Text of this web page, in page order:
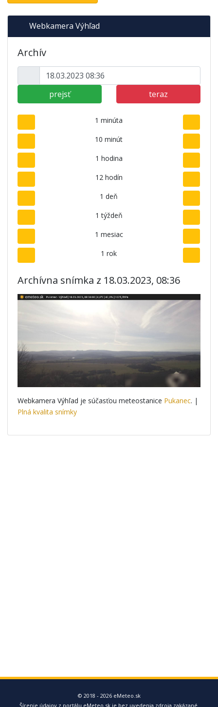
Webkamera Výhľad
Archív
prejsť teraz
1 minúta
10 minút
1 hodina
12 hodín
1 deň
1 týždeň
1 mesiac
1 rok
Archívna snímka z 18.03.2023, 08:36
Webkamera Výhľad je súčasťou meteostanice Pukanec. |
Plná kvalita snímky
© 2018 - 2026 eMeteo.sk
Šírenie údajov z portálu eMeteo.sk je bez uvedenia zdroja zakázané.